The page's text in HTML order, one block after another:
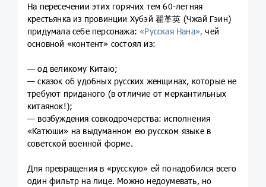
На пересечении этих горячих тем 60-летняя
крестьянка из провинции Хубэй 翟革英 (Чжай Гэин)
придумала себе персонажа:«Русская Нана», чей
основной «контент» состоял из:
— од великому Китаю;
— сказок об удобных русских женщинах, которые не
требуют приданого (в отличие от меркантильных
китаянок!);
— возбуждения совкодрочерства: исполнения
«Катюши» на выдуманном ею русском языке в
советской военной форме.
Для превращения в «русскую» ей понадобился всего
один фильтр на лице. Можно недоумевать, но